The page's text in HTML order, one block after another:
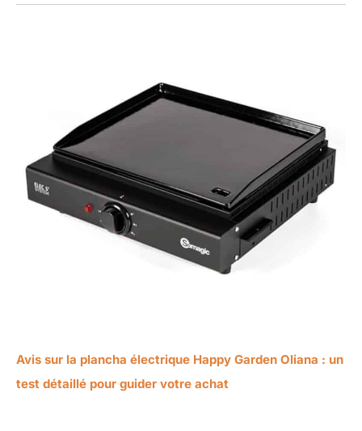
Avis sur la plancha électrique Happy Garden Oliana : un
test détaillé pour guider votre achat